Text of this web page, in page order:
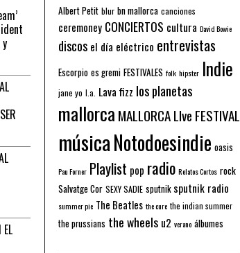
Albert Petit blur bn mallorca canciones
ceremoney CONCIERTOS cultura David Bowie
discos el día eléctrico entrevistas
Escorpio es gremi FESTIVALES folk hipster Indie
jane yo l.a. Lava fizz los planetas
mallorca MALLORCA LIve FESTIVAL
músicaNotodoesindie oasis
Pau Forner Playlist pop radio Relatos Cortos rock
Salvatge Cor SEXY SADIE sputnik sputnik radio
summer pie The Beatles the cure the indian summer
the prussians the wheels u2 verano álbumes